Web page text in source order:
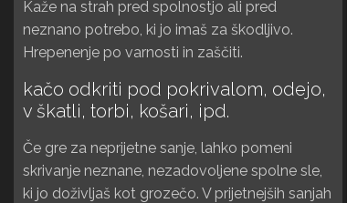
Kaže na strah pred spolnostjo ali pred
neznano potrebo, ki jo imaš za škodljivo.
Hrepenenje po varnosti in zaščiti.
kačo odkriti pod pokrivalom, odejo,
v škatli, torbi, košari, ipd.
Če gre za neprijetne sanje, lahko pomeni
skrivanje neznane, nezadovoljene spolne sle,
ki jo doživljaš kot grozečo. V prijetnejših sanjah